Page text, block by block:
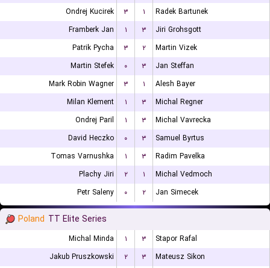
Ondrej Kucirek
۳ ۱
Radek Bartunek
Framberk Jan
۱ ۳
Jiri Grohsgott
Patrik Pycha
۳ ۲
Martin Vizek
Martin Stefek
۰ ۳
Jan Steffan
Mark Robin Wagner
۳ ۱
Alesh Bayer
Milan Klement
۱ ۳
Michal Regner
Ondrej Paril
۱ ۳
Michal Vavrecka
David Heczko
۰ ۳
Samuel Byrtus
Tomas Varnushka
۱ ۳
Radim Pavelka
Plachy Jiri
۲ ۱
Michal Vedmoch
Petr Saleny
۰ ۲ Jan Simecek
Poland TT Elite Series
Michal Minda ۱ ۳
Stapor Rafal
Jakub Pruszkowski
۲ ۳
Mateusz Sikon